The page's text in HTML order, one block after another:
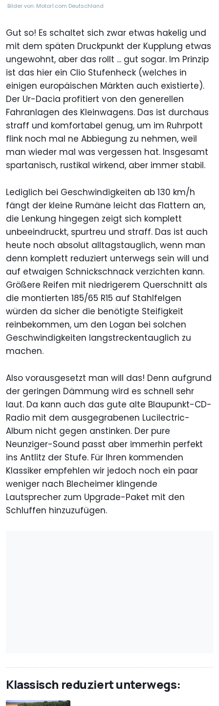
Bilder von: Motor1.com Deutschland
Gut so! Es schaltet sich zwar etwas hakelig und
mit dem späten Druckpunkt der Kupplung etwas
ungewohnt, aber das rollt ... gut sogar. Im Prinzip
ist das hier ein Clio Stufenheck (welches in
einigen europäischen Märkten auch existierte).
Der Ur-Dacia profitiert von den generellen
Fahranlagen des Kleinwagens. Das ist durchaus
straff und komfortabel genug, um im Ruhrpott
flink noch mal ne Abbiegung zu nehmen, weil
man wieder mal was vergessen hat. Insgesamt
spartanisch, rustikal wirkend, aber immer stabil.
Lediglich bei Geschwindigkeiten ab 130 km/h
fängt der kleine Rumäne leicht das Flattern an,
die Lenkung hingegen zeigt sich komplett
unbeeindruckt, spurtreu und straff. Das ist auch
heute noch absolut alltagstauglich, wenn man
denn komplett reduziert unterwegs sein will und
auf etwaigen Schnickschnack verzichten kann.
Größere Reifen mit niedrigerem Querschnitt als
die montierten 185/65 R15 auf Stahlfelgen
würden da sicher die benötigte Steifigkeit
reinbekommen, um den Logan bei solchen
Geschwindigkeiten langstreckentauglich zu
machen.
Also vorausgesetzt man will das! Denn aufgrund
der geringen Dämmung wird es schnell sehr
laut. Da kann auch das gute alte Blaupunkt-CD-
Radio mit dem ausgegrabenen Lucilectric-
Album nicht gegen anstinken. Der pure
Neunziger-Sound passt aber immerhin perfekt
ins Antlitz der Stufe. Für Ihren kommenden
Klassiker empfehlen wir jedoch noch ein paar
weniger nach Blecheimer klingende
Lautsprecher zum Upgrade-Paket mit den
Schluffen hinzuzufügen.
Klassisch reduziert unterwegs: